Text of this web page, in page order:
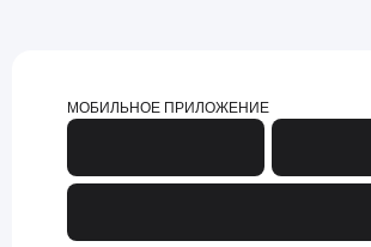
МОБИЛЬНОЕ ПРИЛОЖЕНИЕ